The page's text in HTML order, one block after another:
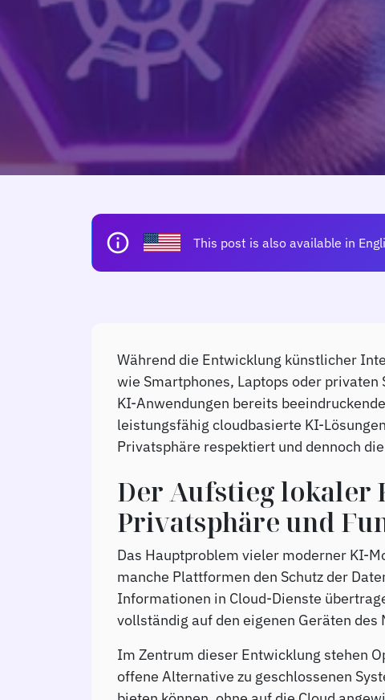
info This post is also available in
Während die Entwicklung künstlicher
wie Smartphones, Laptops oder
KI-Anwendungen bereits
leistungsfähig cloudbasierte KI-
Privatsphäre respektiert und dennoch
Der Aufstieg lokaler
Privatsphäre und
Das Hauptproblem vieler moderner KI-
manche Plattformen den Schutz der
Informationen in Cloud-Dienste
vollständig auf den eigenen Geräten
Im Zentrum dieser Entwicklung stehen
offene Alternative zu geschlossenen